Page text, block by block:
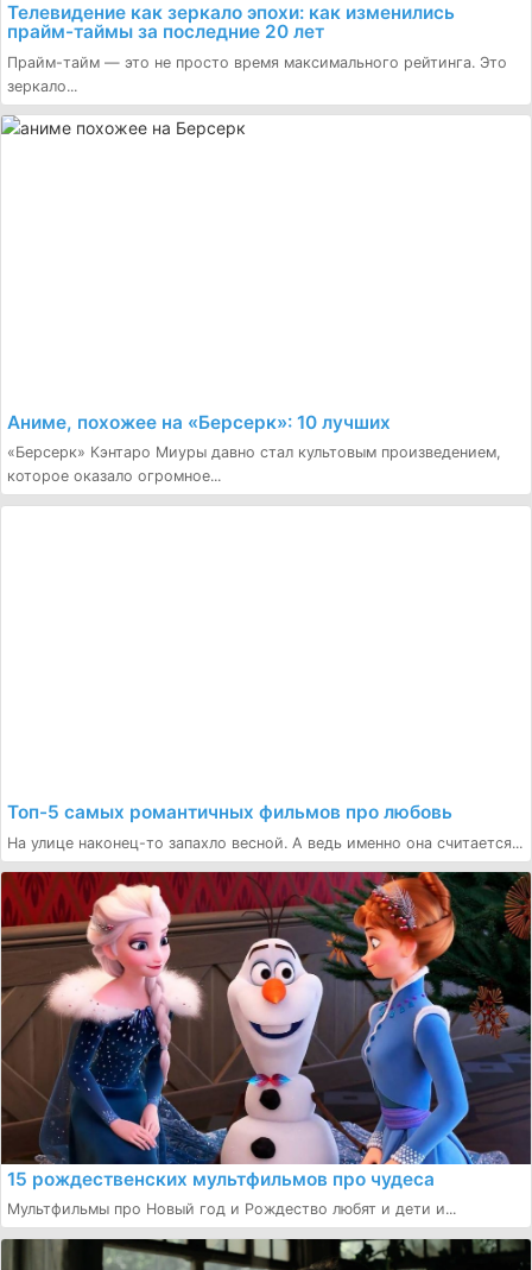
Телевидение как зеркало эпохи: как изменились
прайм-таймы за последние 20 лет
Прайм-тайм — это не просто время максимального рейтинга. Это
зеркало...
Аниме, похожее на «Берсерк»: 10 лучших
«Берсерк» Кэнтаро Миуры давно стал культовым произведением,
которое оказало огромное...
Топ-5 самых романтичных фильмов про любовь
На улице наконец-то запахло весной. А ведь именно она считается...
15 рождественских мультфильмов про чудеса
Мультфильмы про Новый год и Рождество любят и дети и...